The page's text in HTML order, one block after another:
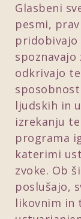
Glasbeni
pesmi,
pridobivajo
odkrivajo
ljudskih in
izrekanju
programa
katerimi
zvoke. Ob
poslušajo,
likovnim in